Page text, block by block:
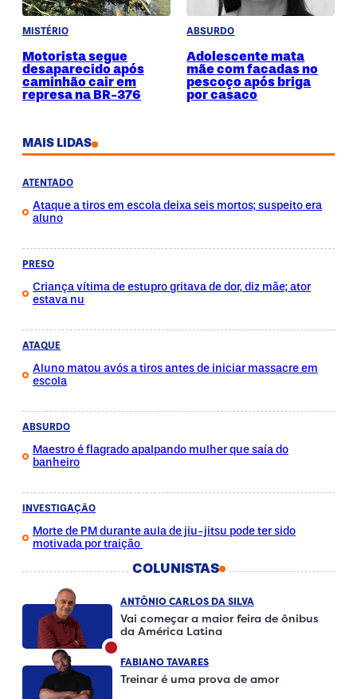
MISTÉRIO
Motorista segue
desaparecido após
caminhão cair em
represa na BR-376
ABSURDO
Adolescente mata
mãe com facadas no
pescoço após briga
por casaco
MAIS LIDAS
ATENTADO
Ataque a tiros em escola deixa seis mortos; suspeito era
aluno
PRESO
Criança vítima de estupro gritava de dor, diz mãe; ator
estava nu
ATAQUE
Aluno matou avós a tiros antes de iniciar massacre em
escola
ABSURDO
Maestro é flagrado apalpando mulher que saía do
banheiro
INVESTIGAÇÃO
Morte de PM durante aula de jiu-jitsu pode ter sido
motivada por traição
COLUNISTAS
ANTÔNIO CARLOS DA SILVA
Vai começar a maior feira de ônibus
da América Latina
FABIANO TAVARES
Treinar é uma prova de amor